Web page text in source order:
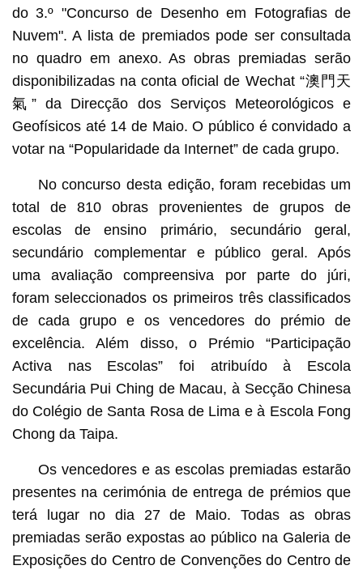
do 3.º "Concurso de Desenho em Fotografias de
Nuvem". A lista de premiados pode ser consultada
no quadro em anexo. As obras premiadas serão
disponibilizadas na conta oficial de Wechat “澳門天
氣” da Direcção dos Serviços Meteorológicos e
Geofísicos até 14 de Maio. O público é convidado a
votar na “Popularidade da Internet” de cada grupo.
No concurso desta edição, foram recebidas um
total de 810 obras provenientes de grupos de
escolas de ensino primário, secundário geral,
secundário complementar e público geral. Após
uma avaliação compreensiva por parte do júri,
foram seleccionados os primeiros três classificados
de cada grupo e os vencedores do prémio de
excelência. Além disso, o Prémio “Participação
Activa nas Escolas” foi atribuído à Escola
Secundária Pui Ching de Macau, à Secção Chinesa
do Colégio de Santa Rosa de Lima e à Escola Fong
Chong da Taipa.
Os vencedores e as escolas premiadas estarão
presentes na cerimónia de entrega de prémios que
terá lugar no dia 27 de Maio. Todas as obras
premiadas serão expostas ao público na Galeria de
Exposições do Centro de Convenções do Centro de